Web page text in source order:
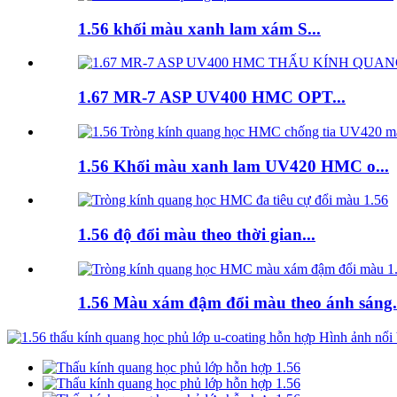
1.56 khối màu xanh lam xám S...
1.67 MR-7 ASP UV400 HMC OPT...
1.56 Khối màu xanh lam UV420 HMC o...
1.56 độ đổi màu theo thời gian...
1.56 Màu xám đậm đổi màu theo ánh